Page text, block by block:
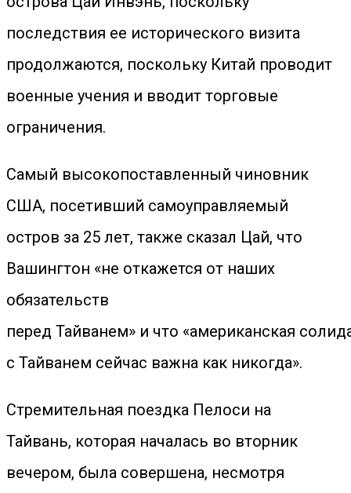
последствия ее исторического визита
продолжаются, поскольку Китай проводит
военные учения и вводит торговые
ограничения.
Самый высокопоставленный чиновник
США, посетивший самоуправляемый
остров за 25 лет, также сказал Цай, что
Вашингтон «не откажется от наших
обязательств
перед Тайванем» и что «американская
с Тайванем сейчас важна как никогда».
Стремительная поездка Пелоси на
Тайвань, которая началась во вторник
вечером, была совершена, несмотря